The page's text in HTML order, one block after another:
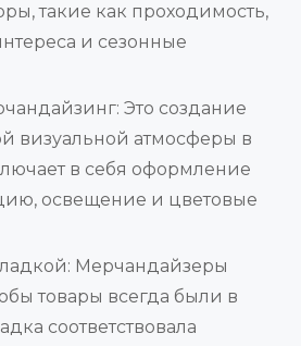
такие как проходимость,
и сезонные
Это создание
визуальной атмосферы в
в себя оформление
освещение и цветовые
Мерчандайзеры
товары всегда были в
соответствовала